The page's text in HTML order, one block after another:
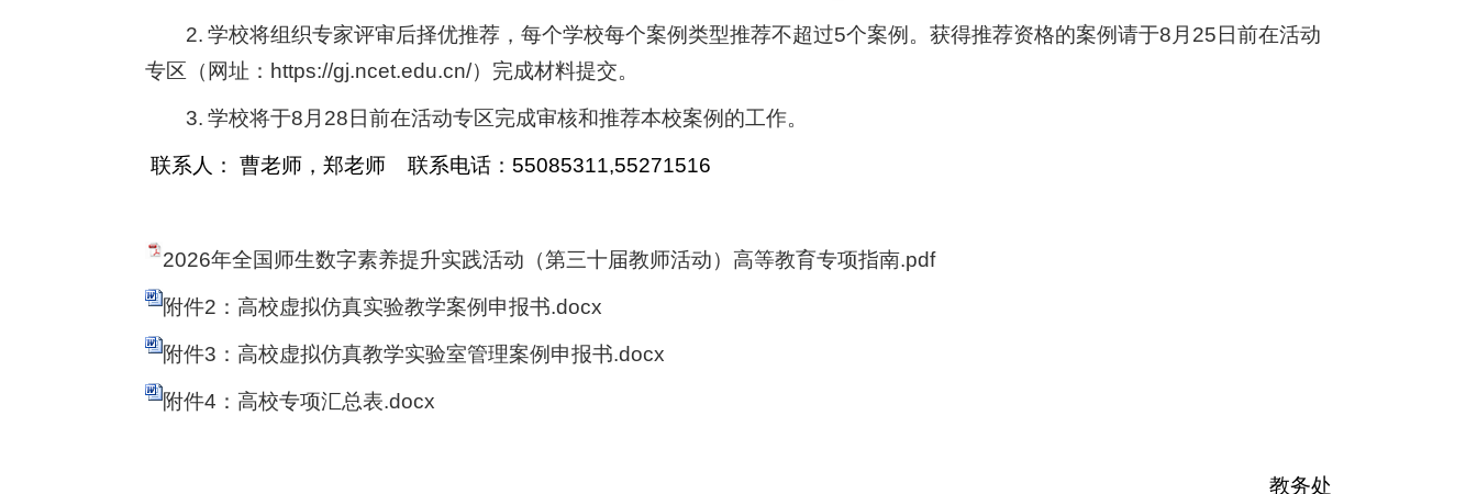
2. 学校将组织专家评审后择优推荐，每个学校每个案例类型推荐不超过5个案例。获得推荐资格的案例请于8 月 25 日前在活动
专区（网址： https://gj.ncet.edu.cn/）完成材料提交。
3. 学校将于8 月 28 日前在活动专区完成审核和推荐本校案例的工作。
联系人： 曹老师，郑老师 联系电话： 55085311,55271516
2026年全国师生数字素养提升实践活动（第三十届教师活动）高等教育专项指南.pdf
附件2：高校虚拟仿真实验教学案例申报书.docx
附件3：高校虚拟仿真教学实验室管理案例申报书.docx
附件4：高校专项汇总表.docx
教务处